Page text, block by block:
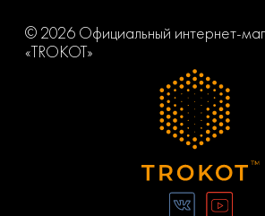
© 2026 Официальный интернет-
«TROKOT»